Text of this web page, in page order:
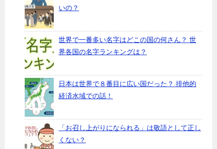
いの？
世界で一番多い名字はどこの国の何さん？ 世
界各国の名字ランキングは？
日本は世界で８番目に広い国だった？ 排他的
経済水域での話！
「お召し上がりになられる」は敬語として正し
くない？